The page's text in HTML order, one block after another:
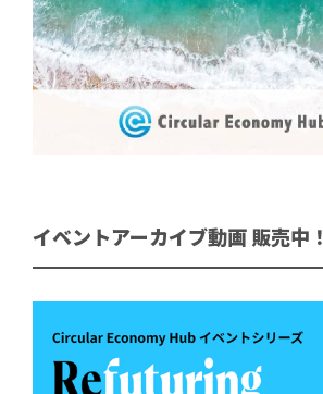
イベントアーカイブ動画 販売中！